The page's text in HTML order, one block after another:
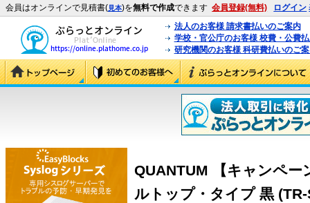
会員はオンラインで見積書(見本)を無料で作成できます 会員登録(無料) ログイン
法人のお客様 請求書払いのご案内
学校・官公庁のお客様 校費・公費
研究機関のお客様 科研費払いのご
QUANTUM 【キャンペー
ルトップ・タイプ 黒